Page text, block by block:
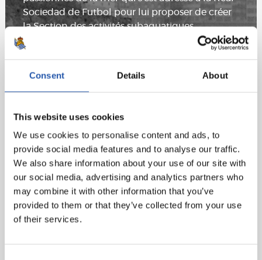
Consent Details About
This website uses cookies
We use cookies to personalise content and ads, to
provide social media features and to analyse our traffic.
We also share information about your use of our site with
our social media, advertising and analytics partners who
may combine it with other information that you’ve
provided to them or that they’ve collected from your use
of their services.
Sociedad de Futbol pour lui proposer de créer
la Section des activités subaquatiques.
Dans la mesure où la mer le permet, nous
le cadre de la Federación Vasca de Actividades
Subacuáticas (EHUIF) et de la Federación
(GUIF) : Plongée avec bouteille,
photographique sous-marine, pêche sous-
marine, natation avec palmes
Nous fêtons actuellement le 50e anniversaire et
nous poursuivons pour en fêter encore d'autres.
Nous participons aux championnats régionaux,
provinciaux et nationaux.